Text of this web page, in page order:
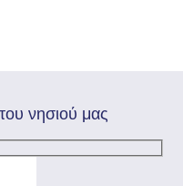
νησιού μας